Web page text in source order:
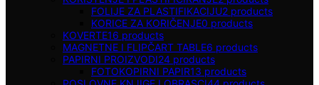
FOLIJE ZA PLASTIFIKACIJU2 products
KORICE ZA KORIČENJE0 products
KOVERTE16 products
MAGNETNE I FLIPČART TABLE6 products
PAPIRNI PROIZVODI24 products
FOTOKOPIRNI PAPIR13 products